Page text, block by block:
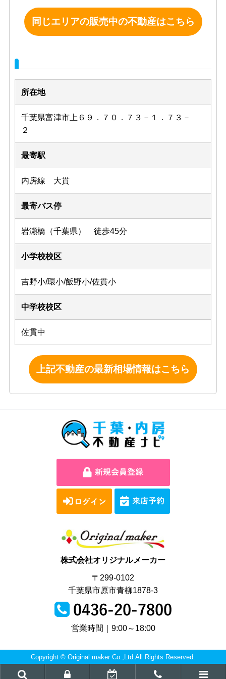
所在地
千葉県富津市上６９．７０．７３－１．７３－
２
最寄駅
内房線 大貫
最寄バス停
岩瀬橋（千葉県） 徒歩45分
小学校校区
吉野小/環小/飯野小/佐貫小
中学校校区
佐貫中
株式会社オリジナルメーカー
〒299-0102
千葉県市原市青柳1878-3
営業時間｜9:00～18:00
Copyright © Original maker Co.,Ltd.All Rights Reserved.